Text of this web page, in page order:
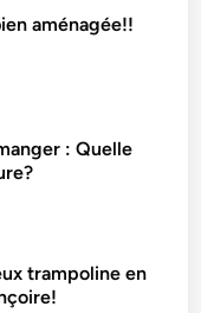
aménagée!!
: Quelle
trampoline en